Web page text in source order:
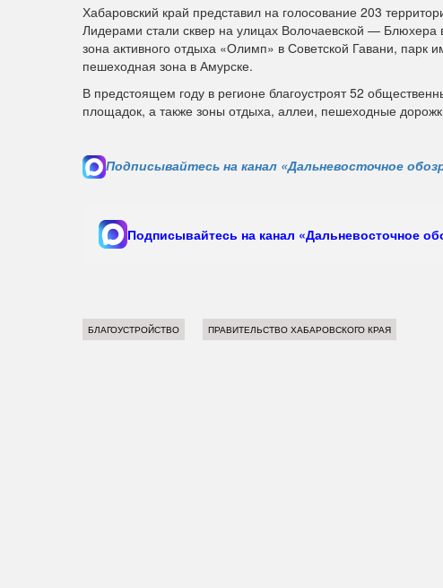
Хабаровский край представил на голосование 203
Лидерами стали сквер на улицах Волочаевской —
зона активного отдыха «Олимп» в Советской Гавани,
пешеходная зона в Амурске.
В предстоящем году в регионе благоустроят 52
площадок, а также зоны отдыха, аллеи, пешеходные
Подписывайтесь на канал «Дальневосточное
Подписывайтесь на канал «Дальневосточное
БЛАГОУСТРОЙСТВО ПРАВИТЕЛЬСТВО ХАБАРОВСКОГО КРАЯ